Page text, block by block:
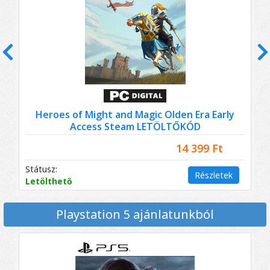
Heroes of Might and Magic Olden Era Early
Access Steam LETÖLTŐKÓD
14 399 Ft
Státusz:
Letölthető
Részletek
Előző
Playstation 5 ajánlatunkból